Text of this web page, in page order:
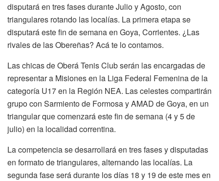
disputará en tres fases durante Julio y Agosto, con
triangulares rotando las localías. La primera etapa se
disputará este fin de semana en Goya, Corrientes. ¿Las
rivales de las Obereñas? Acá te lo contamos.
Las chicas de Oberá Tenis Club serán las encargadas de
representar a Misiones en la Liga Federal Femenina de la
categoría U17 en la Región NEA. Las celestes compartirán
grupo con Sarmiento de Formosa y AMAD de Goya, en un
triangular que comenzará este fin de semana (4 y 5 de
julio) en la localidad correntina.
La competencia se desarrollará en tres fases y disputadas
en formato de triangulares, alternando las localías. La
segunda fase será durante los días 18 y 19 de este mes en